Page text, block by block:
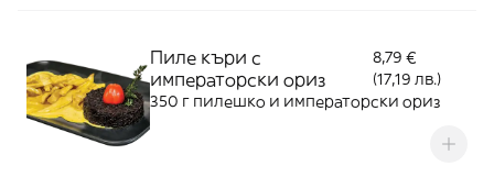
Пиле къри с
императорски ориз
8,79 €
(17,19 лв.)
350 г пилешко и императорски ориз